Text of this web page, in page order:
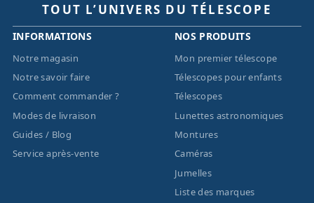
TOUT L’UNIVERS DU TÉLESCOPE
INFORMATIONS
Notre magasin
Notre savoir faire
Comment commander ?
Modes de livraison
Guides / Blog
Service après-vente
NOS PRODUITS
Mon premier télescope
Télescopes pour enfants
Télescopes
Lunettes astronomiques
Montures
Caméras
Jumelles
Liste des marques